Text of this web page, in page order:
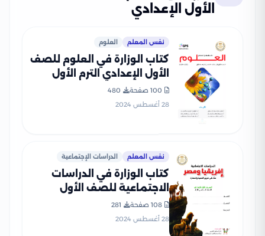
الأول الإعدادي
نفس المعلم العلوم
كتاب الوزارة في العلوم للصف
الأول الإعدادي الترم الأول
2025 بصيغة PDF
100 صفحة
480
28 أغسطس 2024
نفس المعلم الدراسات الإجتماعية
كتاب الوزارة في الدراسات
الاجتماعية للصف الأول
بصيغة PDF
108 صفحة
281
28 أغسطس 2024